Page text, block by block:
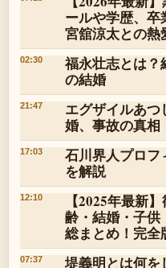
ールや学歴、
宮舘涼太との熱
02:30
福永壮志とは？
の結婚
21:47
エグザイルあつ
婚、事故の真相
17:03
石川界人プロフ
を解説
12:10
【2025年最新
齢・結婚・子供
総まとめ！完全
07:37 堤義明とは何を